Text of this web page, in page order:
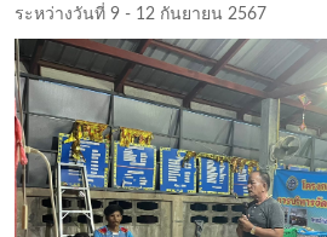
ระหว่างวันที่ 9 - 12 กันยายน 2567